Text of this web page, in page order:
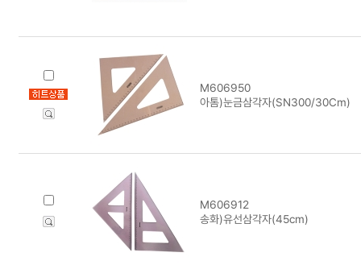
M606950
아톰)눈금삼각자(SN300/30Cm)
M606912
송화)유선삼각자(45cm)